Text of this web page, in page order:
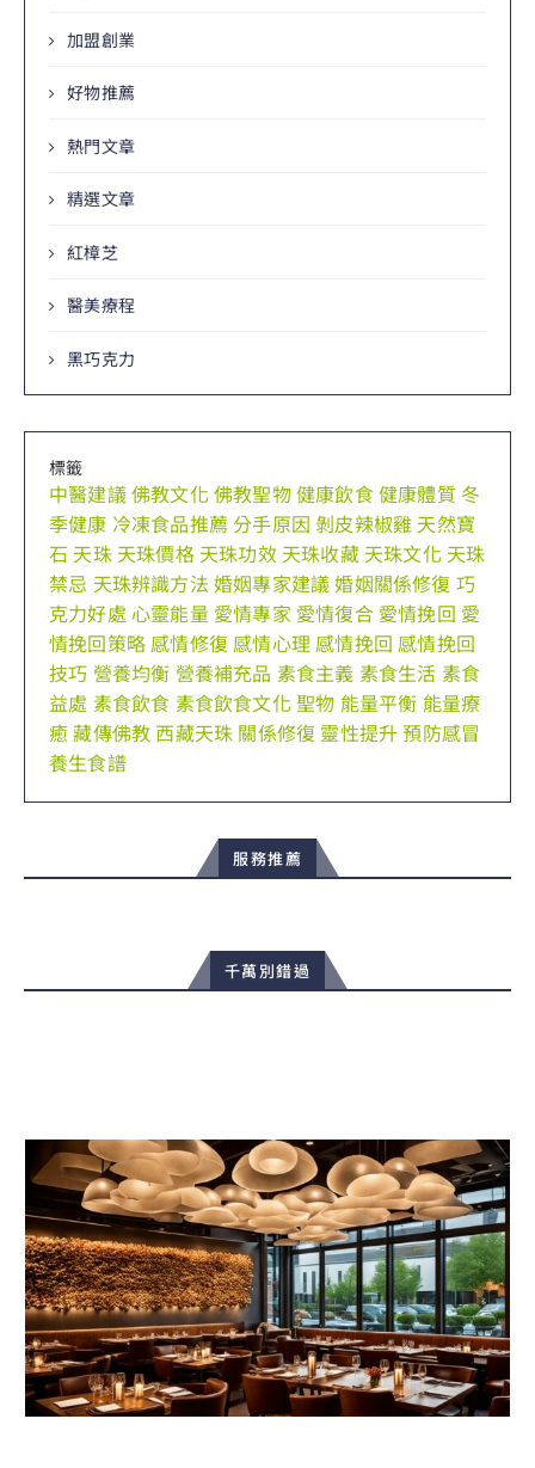
加盟創業
好物推薦
熱門文章
精選文章
紅樟芝
醫美療程
黑巧克力
標籤
中醫建議佛教文化佛教聖物健康飲食健康體質 冬
季健康 冷凍食品推薦 分手原因 剝皮辣椒雞 天然寶
石 天珠 天珠價格 天珠功效 天珠收藏 天珠文化 天珠
禁忌 天珠辨識方法 婚姻專家建議婚姻關係修復 巧
克力好處 心靈能量 愛情專家 愛情復合 愛情挽回 愛
情挽回策略 感情修復 感情心理 感情挽回 感情挽回
技巧 營養均衡 營養補充品 素食主義 素食生活 素食
益處 素食飲食 素食飲食文化聖物 能量平衡 能量療
癒藏傳佛教 西藏天珠 關係修復 靈性提升預防感冒
養生食譜
服務推薦
千萬別錯過